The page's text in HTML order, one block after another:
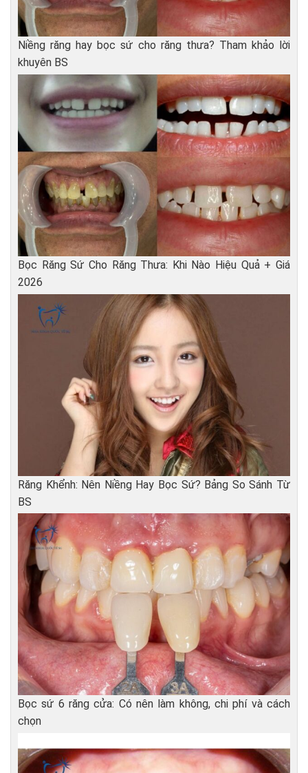
Niềng răng hay bọc sứ cho răng thưa? Tham khảo lời
khuyên BS
Bọc Răng Sứ Cho Răng Thưa: Khi Nào Hiệu Quả + Giá
2026
Răng Khểnh: Nên Niềng Hay Bọc Sứ? Bảng So Sánh Từ
BS
Bọc sứ 6 răng cửa: Có nên làm không, chi phí và cách
chọn